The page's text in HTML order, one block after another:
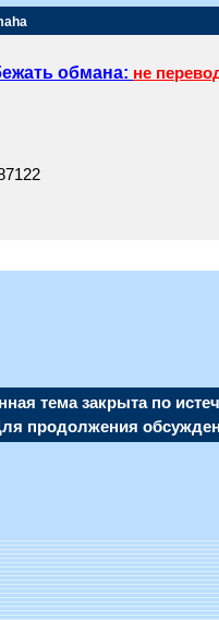
обмана: не
тема закрыта по
продолжения